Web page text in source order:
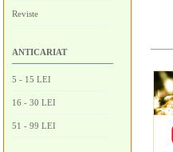
Reviste
ANTICARIAT
5 - 15 LEI
16 - 30 LEI
51 - 99 LEI